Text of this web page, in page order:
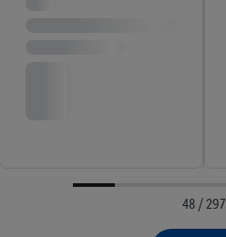
48 / 297